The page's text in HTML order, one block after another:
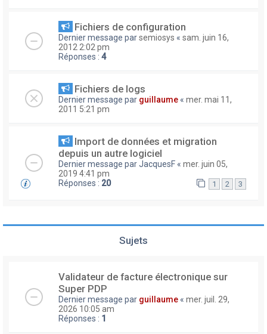
Fichiers de configuration
Dernier message parsemiosys « sam. juin 16,
2012 2:02 pm
Réponses : 4
Fichiers de logs
Dernier message par guillaume « mer. mai 11,
2011 5:21 pm
Import de données et migration
depuis un autre logiciel
Dernier message parJacquesF « mer. juin 05,
2019 4:41 pm
Réponses : 20 1 2 3
Sujets
Validateur de facture électronique sur
Super PDP
Dernier message par guillaume « mer. juil. 29,
2026 10:05 am
Réponses : 1